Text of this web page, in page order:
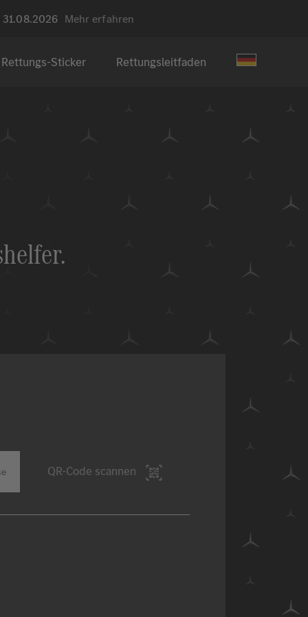
Mehr erfahren
Rettungs-Sticker Rettungsleitfaden
QR-Code scannen